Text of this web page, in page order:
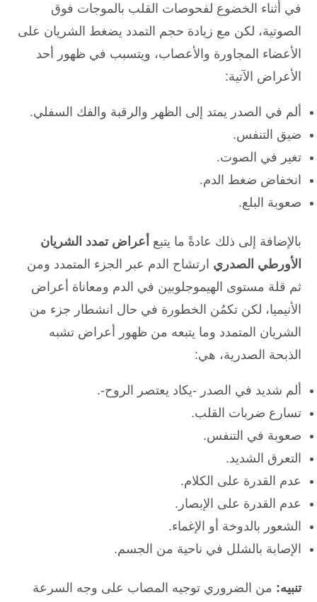
في أثناء الخضوع لفحوصات القلب بالموجات فوق
الصوتية، لكن مع زيادة حجم التمدد يضغط الشريان على
الأعضاء المجاورة والأعصاب، ويتسبب في ظهور أحد
الأعراض الآتية:
ألم في الصدر يمتد إلى الظهر والرقبة والفك السفلي.
ضيق التنفس.
تغير في الصوت.
انخفاض ضغط الدم.
صعوبة البلع.
بالإضافة إلى ذلك عادةً ما يتبع أعراض تمدد الشريان
الأورطي الصدري ارتشاح الدم عبر الجزء المتمدد ومن
ثم قلة مستوى الهيموجلوبين في الدم ومعاناة أعراض
الأنيميا، لكن تكمُن الخطورة في حال انشطار جزء من
الشريان المتمدد وما يتبعه من ظهور أعراض تشبه
الذبحة الصدرية، هي:
ألم شديد في الصدر -يكاد يعتصر الروح-.
تسارع ضربات القلب.
صعوبة في التنفس.
التعرق الشديد.
عدم القدرة على الكلام.
عدم القدرة على الإبصار.
الشعور بالدوخة أو الإغماء.
الإصابة بالشلل في ناحية من الجسم.
تنبيه: من الضروري توجيه المصاب على وجه السرعة